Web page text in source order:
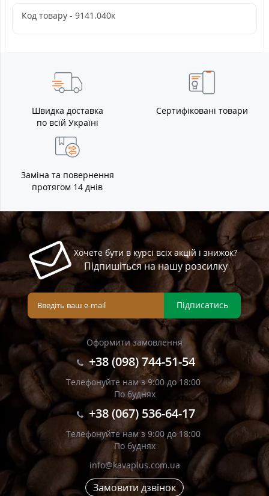
Код товару - 9141.040к
Швидка доставка
по всій Україні
Сертифіковані товари
Заміна та повернення
протягом 14 днів
Хочете бути в курсі всіх акцій і знижок?
Підпишіться на нашу розсилку
Підписатись
Оформити замовлення
+38 (098) 744-51-54
Телефонуйте нам з 9:00 до 18:00
По буднях
+38 (067) 536-64-17
Телефонуйте нам з 9:00 до 18:00
По буднях
info@kavaplus.com.ua
Замовити дзвінок